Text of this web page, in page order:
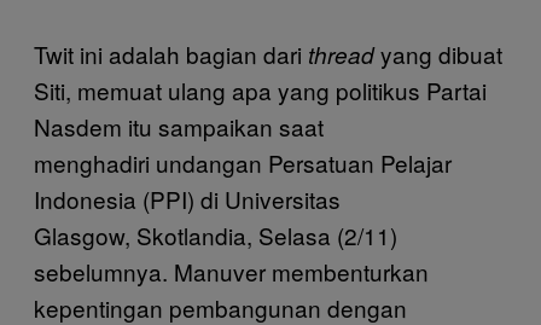
Twit ini adalah bagian dari threadyang dibuat
Siti, memuat ulang apa yang politikus Partai
Nasdem itu sampaikan saat
menghadiri undangan Persatuan Pelajar
Indonesia (PPI) di Universitas
Glasgow, Skotlandia, Selasa (2/11)
sebelumnya. Manuver membenturkan
kepentingan pembangunan dengan